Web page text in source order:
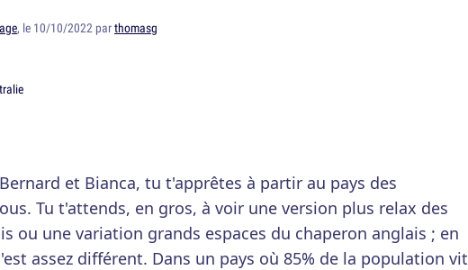
, le 10/10/2022 parthomasg
et Bianca, tu t'apprêtes à partir au pays des
Tu t'attends, en gros, à voir une version plus relax des
ou une variation grands espaces du chaperon anglais ; en
assez différent. Dans un pays où 85% de la population vit